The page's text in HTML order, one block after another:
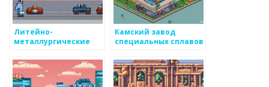
Литейно-
металлургические
Камский завод
специальных сплавов